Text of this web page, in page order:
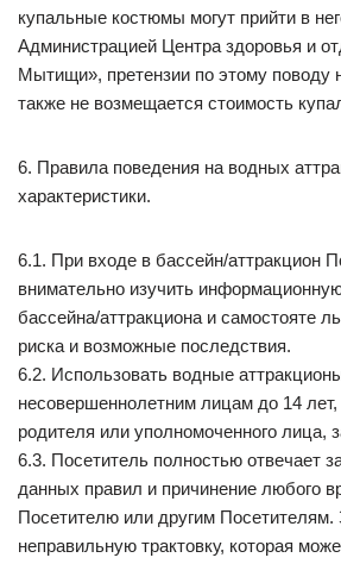
купальные костюмы могут прийти в
Администрацией Центра здоровья и
Мытищи», претензии по этому поводу
также не возмещается стоимость
6. Правила поведения на водных
характеристики.
6.1. При входе в бассейн/аттракцион
внимательно изучить
бассейна/аттракциона и самостояте
риска и возможные последствия.
6.2. Использовать водные
несовершеннолетним лицам до 14
родителя или уполномоченного лица,
6.3. Посетитель полностью отвечает
данных правил и причинение любого
Посетителю или другим
неправильную трактовку, которая